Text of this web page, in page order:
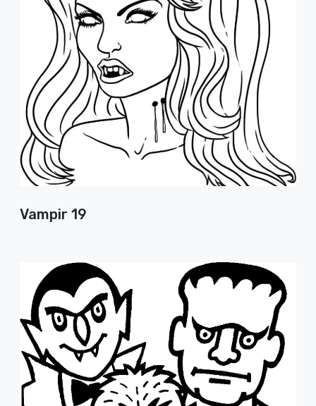
Vampir 19